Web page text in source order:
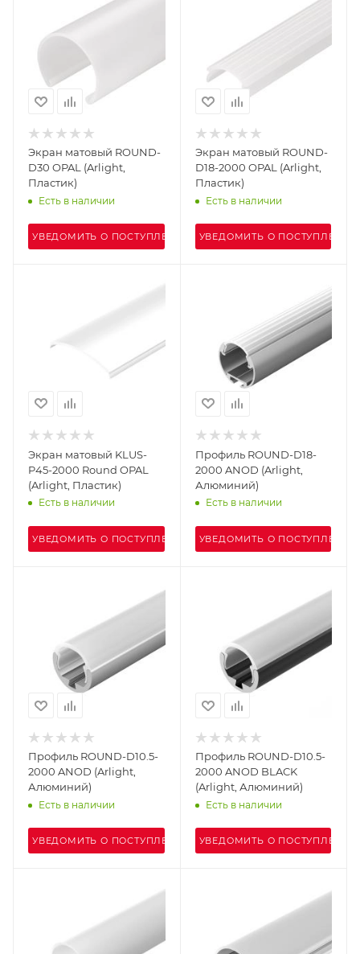
Экран матовый ROUND-
D30 OPAL (Arlight,
Пластик)
Есть в наличии
УВЕДОМИТЬ О ПОСТУПЛЕНИИ
Экран матовый ROUND-
D18-2000 OPAL (Arlight,
Пластик)
Есть в наличии
УВЕДОМИТЬ О ПОСТУПЛЕНИИ
Экран матовый KLUS-
P45-2000 Round OPAL
(Arlight, Пластик)
Есть в наличии
УВЕДОМИТЬ О ПОСТУПЛЕНИИ
Профиль ROUND-D18-
2000 ANOD (Arlight,
Алюминий)
Есть в наличии
УВЕДОМИТЬ О ПОСТУПЛЕНИИ
Профиль ROUND-D10.5-
2000 ANOD (Arlight,
Алюминий)
Есть в наличии
УВЕДОМИТЬ О ПОСТУПЛЕНИИ
Профиль ROUND-D10.5-
2000 ANOD BLACK
(Arlight, Алюминий)
Есть в наличии
УВЕДОМИТЬ О ПОСТУПЛЕНИИ